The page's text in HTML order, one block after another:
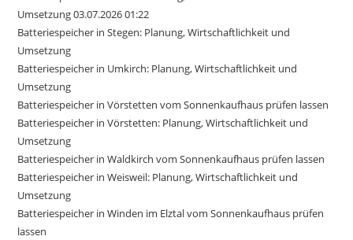
Umsetzung 03.07.2026 01:22
Batteriespeicher in Stegen: Planung, Wirtschaftlichkeit und
Umsetzung
Batteriespeicher in Umkirch: Planung, Wirtschaftlichkeit und
Umsetzung
Batteriespeicher in Vörstetten vom Sonnenkaufhaus prüfen lassen
Batteriespeicher in Vörstetten: Planung, Wirtschaftlichkeit und
Umsetzung
Batteriespeicher in Waldkirch vom Sonnenkaufhaus prüfen lassen
Batteriespeicher in Weisweil: Planung, Wirtschaftlichkeit und
Umsetzung
Batteriespeicher in Winden im Elztal vom Sonnenkaufhaus prüfen
lassen